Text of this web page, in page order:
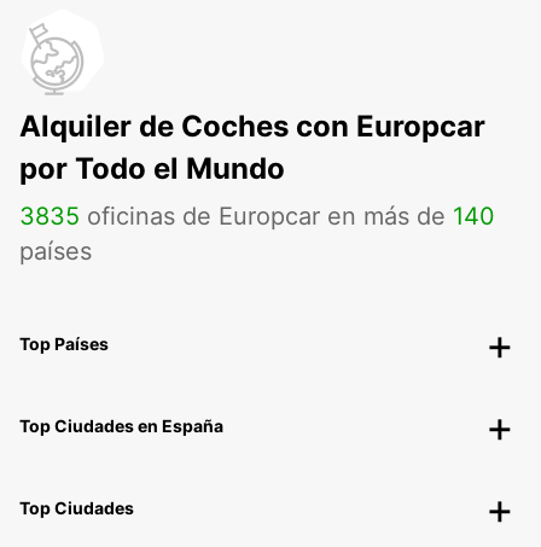
Alquiler de Coches con Europcar
por Todo el Mundo
3835 oficinas de Europcar en más de 140
países
Top Países
Top Ciudades en España
Top Ciudades